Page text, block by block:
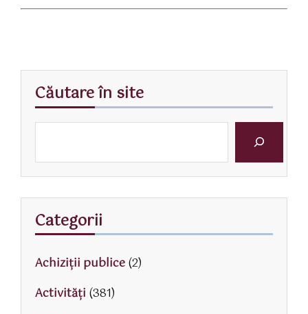
Căutare în site
Categorii
Achiziții publice(2)
Activităţi (381)